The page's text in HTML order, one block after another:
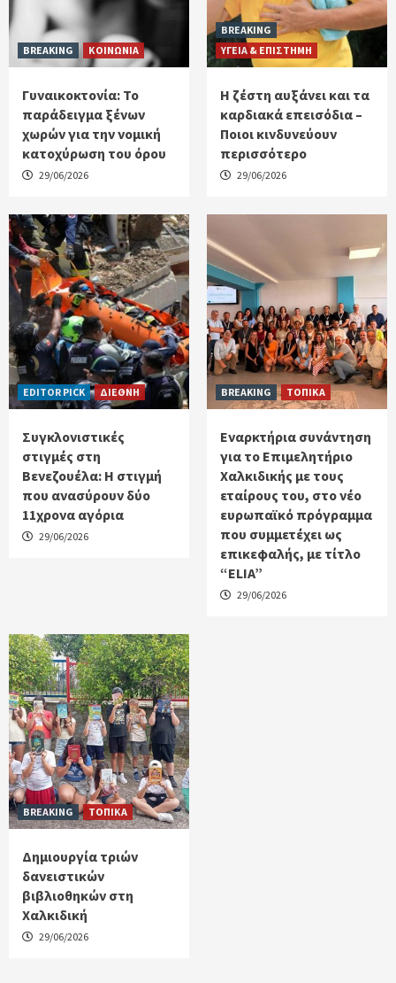
BREAKING ΚΟΙΝΩΝΙΑ
Γυναικοκτονία: Το
παράδειγμα ξένων
χωρών για την νομική
κατοχύρωση του όρου
29/06/2026
BREAKING
ΥΓΕΙΑ & ΕΠΙΣΤΗΜΗ
Η ζέστη αυξάνει και τα
καρδιακά επεισόδια –
Ποιοι κινδυνεύουν
περισσότερο
29/06/2026
EDITOR PICK ΔΙΕΘΝΗ
Συγκλονιστικές
στιγμές στη
Βενεζουέλα: Η στιγμή
που ανασύρουν δύο
11χρονα αγόρια
29/06/2026
BREAKING ΤΟΠΙΚΑ
Εναρκτήρια συνάντηση
για το Επιμελητήριο
Χαλκιδικής με τους
εταίρους του, στο νέο
ευρωπαϊκό πρόγραμμα
που συμμετέχει ως
επικεφαλής, με τίτλο
“ELIA”
29/06/2026
BREAKING ΤΟΠΙΚΑ
Δημιουργία τριών
δανειστικών
βιβλιοθηκών στη
Χαλκιδική
29/06/2026